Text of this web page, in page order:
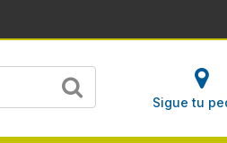
Sigue tu